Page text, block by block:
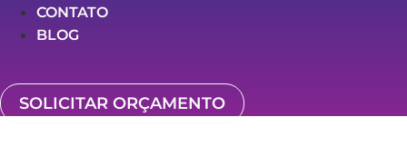
CONTATO
BLOG
SOLICITAR ORÇAMENTO